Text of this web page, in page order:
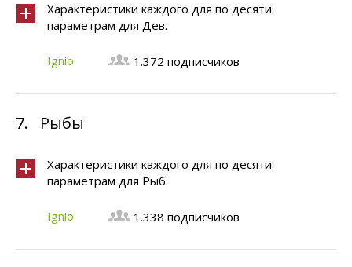
Характеристики каждого для по десяти
параметрам для Дев.
Ignio 1.372 подписчиков
7. Рыбы
Характеристики каждого для по десяти
параметрам для Рыб.
Ignio 1.338 подписчиков